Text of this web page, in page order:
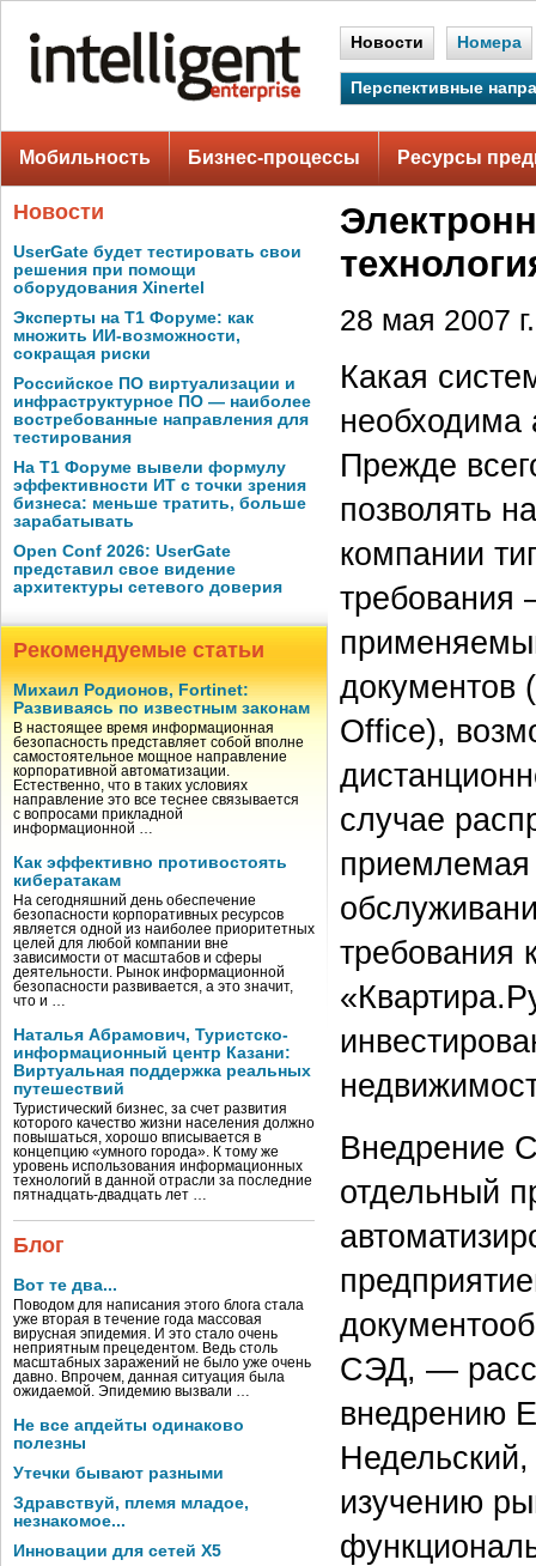
Новости Номера
Перспективные
Мобильность Бизнес-процессы Ресурсы
Новости
UserGate будет тестировать свои
решения при помощи
оборудования Xinertel
Эксперты на Т1 Форуме: как
множить ИИ-возможности,
сокращая риски
Российское ПО виртуализации и
инфраструктурное ПО — наиболее
востребованные направления для
тестирования
На Т1 Форуме вывели формулу
эффективности ИТ с точки зрения
бизнеса: меньше тратить, больше
зарабатывать
Open Conf 2026: UserGate
представил свое видение
архитектуры сетевого доверия
Рекомендуемые статьи
Михаил Родионов, Fortinet:
Развиваясь по известным законам
В настоящее время информационная
безопасность представляет собой вполне
самостоятельное мощное направление
корпоративной автоматизации.
Естественно, что в таких условиях
направление это все теснее связывается
с вопросами прикладной
информационной …
Как эффективно противостоять
кибератакам
На сегодняшний день обеспечение
безопасности корпоративных ресурсов
является одной из наиболее приоритетных
целей для любой компании вне
зависимости от масштабов и сферы
деятельности. Рынок информационной
безопасности развивается, а это значит,
что и …
Наталья Абрамович, Туристско-
информационный центр Казани:
Виртуальная поддержка реальных
путешествий
Туристический бизнес, за счет развития
которого качество жизни населения должно
повышаться, хорошо вписывается в
концепцию «умного города». К тому же
уровень использования информационных
технологий в данной отрасли за последние
пятнадцать-двадцать лет …
Блог
Вот те два...
Поводом для написания этого блога стала
уже вторая в течение года массовая
вирусная эпидемия. И это стало очень
неприятным прецедентом. Ведь столь
масштабных заражений не было уже очень
давно. Впрочем, данная ситуация была
ожидаемой. Эпидемию вызвали …
Не все апдейты одинаково
полезны
Утечки бывают разными
Здравствуй, племя младое,
незнакомое...
Инновации для сетей X5
28 мая 2007 г.
Какая
необходима
Прежде
позволять
компании
требования
документов
Office),
случае
приемлемая
требования
Внедрение
отдельный
СЭД, —
внедрению
изучению